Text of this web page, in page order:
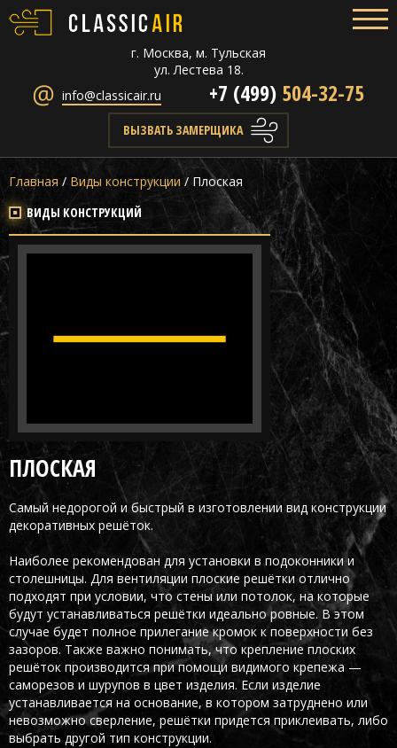
г. Москва, м. Тульская
ул. Лестева 18.
info@classicair.ru
+7 (499) 504-32-75
ВЫЗВАТЬ ЗАМЕРЩИКА
Главная / Виды конструкции / Плоская
ВИДЫ КОНСТРУКЦИЙ
ПЛОСКАЯ
Самый недорогой и быстрый в изготовлении вид конструкции
декоративных решёток.
Наиболее рекомендован для установки в подоконники и
столешницы. Для вентиляции плоские решётки отлично
подходят при условии, что стены или потолок, на которые
будут устанавливаться решётки идеально ровные. В этом
случае будет полное прилегание кромок к поверхности без
зазоров. Также важно понимать, что крепление плоских
решёток производится при помощи видимого крепежа —
саморезов и шурупов в цвет изделия. Если изделие
устанавливается на основание, в котором затруднено или
невозможно сверление, решётки придется приклеивать, либо
выбрать другой тип конструкции.